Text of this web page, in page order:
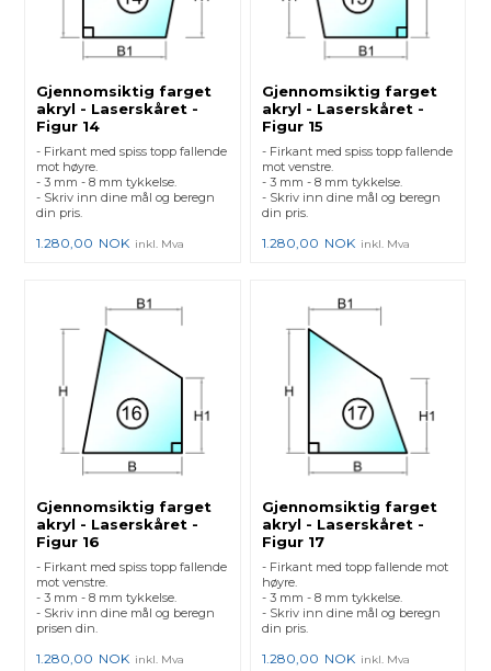
Gjennomsiktig farget
akryl - Laserskåret -
Figur 14
- Firkant med spiss topp fallende
mot høyre.
- 3 mm - 8 mm tykkelse.
- Skriv inn dine mål og beregn
din pris.
1.280,00 NOK inkl. Mva
Gjennomsiktig farget
akryl - Laserskåret -
Figur 15
- Firkant med spiss topp fallende
mot venstre.
- 3 mm - 8 mm tykkelse.
- Skriv inn dine mål og beregn
din pris.
1.280,00 NOK inkl. Mva
Gjennomsiktig farget
akryl - Laserskåret -
Figur 16
- Firkant med spiss topp fallende
mot venstre.
- 3 mm - 8 mm tykkelse.
- Skriv inn dine mål og beregn
prisen din.
1.280,00 NOK inkl. Mva
Gjennomsiktig farget
akryl - Laserskåret -
Figur 17
- Firkant med topp fallende mot
høyre.
- 3 mm - 8 mm tykkelse.
- Skriv inn dine mål og beregn
din pris.
1.280,00 NOK inkl. Mva